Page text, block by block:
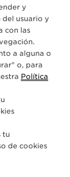
DE JAEGER-
DE
DE FACEBOOK DE
DE YOUTUBE
LA PÁGINA DE
IR A LA PÁGINA DE
y
usuario y
con las
a alguna o
o, para
Política
tu
de cookies